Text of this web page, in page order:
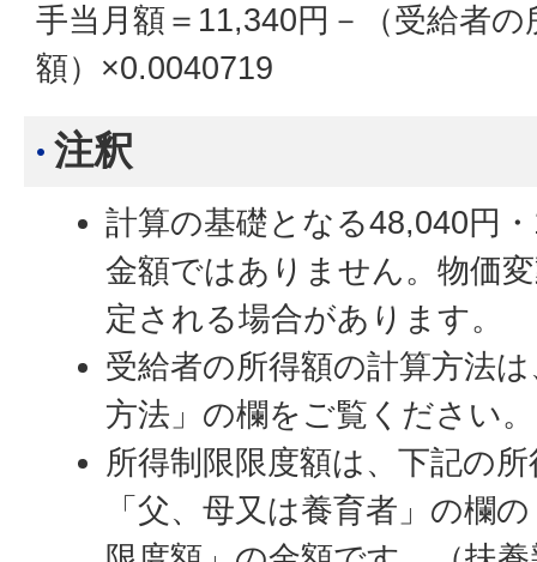
手当月額＝11,340円－（受給者
額）×0.0040719
注釈
計算の基礎となる48,040円
金額ではありません。物価
定される場合があります。
受給者の所得額の計算方法
方法」の欄をご覧ください。
所得制限限度額は、下記の
「父、母又は養育者」の欄